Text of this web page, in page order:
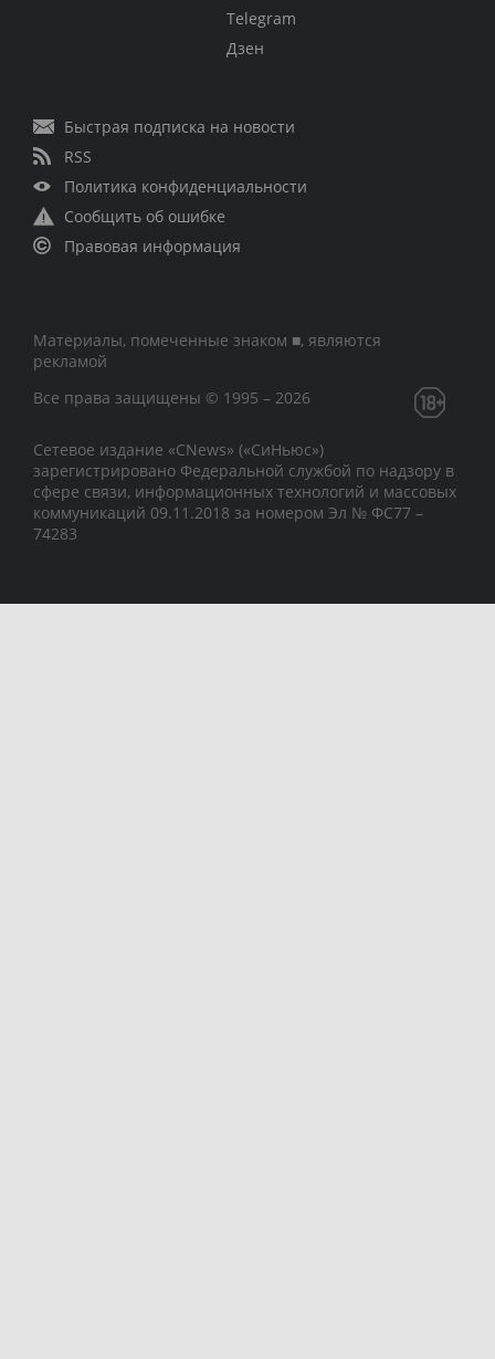
Telegram
Дзен
Быстрая подписка на новости
RSS
Политика конфиденциальности
Сообщить об ошибке
Правовая информация
Материалы, помеченные знаком ■, являются
рекламой
Все права защищены © 1995 – 2026
Сетевое издание «CNews» («СиНьюс»)
зарегистрировано Федеральной службой по надзору в
сфере связи, информационных технологий и массовых
коммуникаций 09.11.2018 за номером Эл № ФС77 –
74283